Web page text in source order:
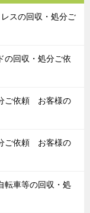
スの回収・処分ご
の回収・処分ご依
ご依頼 お客様の
ご依頼 お客様の
転車等の回収・処